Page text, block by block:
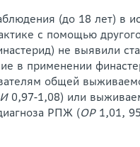
(до 18 лет) в
с помощью
не выявили
в применении
общей
0,97-1,08) или
РПЖ (ОР1,01, 95